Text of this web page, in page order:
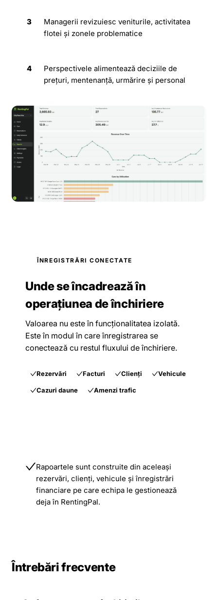
3
Managerii revizuiesc veniturile, activitatea
flotei și zonele problematice
4
Perspectivele alimentează deciziile de
prețuri, mentenanță, urmărire și personal
ÎNREGISTRĂRI CONECTATE
Unde se încadrează în
operațiunea de închiriere
Valoarea nu este în funcționalitatea izolată.
Este în modul în care înregistrarea se
conectează cu restul fluxului de închiriere.
Rezervări Facturi Clienți Vehicule
Cazuri daune Amenzi trafic
Rapoartele sunt construite din aceleași
rezervări, clienți, vehicule și înregistrări
financiare pe care echipa le gestionează
deja în RentingPal.
Întrebări frecvente